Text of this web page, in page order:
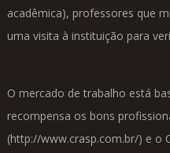
acadêmica), professores que
uma visita à instituição para
O mercado de trabalho está
recompensa os bons
(http://www.crasp.com.br/) e o